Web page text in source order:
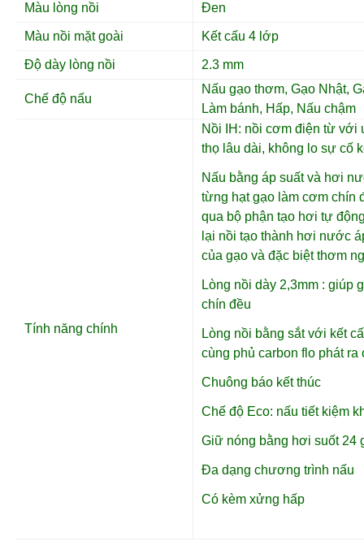
Màu lòng nồi Đen
Màu nồi mặt goài Kết cấu 4 lớp
Độ dày lòng nồi 2.3 mm
Chế độ nấu
Nấu gạo thơm, Gạo Nhật,
Làm bánh, Hấp, Nấu chậm
Tính năng chính
Nồi IH: nồi cơm điện từ với
thọ lâu dài, không lo sự cố
Nấu bằng áp suất và hơi
từng hạt gạo làm cơm chín
qua bộ phận tạo hơi tự
lại nồi tạo thành hơi nước
của gạo và đặc biệt thơm
Lòng nồi dày 2,3mm : giúp
chín đều
Lòng nồi bằng sắt với kết
cùng phủ carbon flo phát
Chuông báo kết thúc
Chế độ Eco: nấu tiết kiệm
Giữ nóng bằng hơi suốt 24
Đa dạng chương trình nấu
Có kèm xửng hấp